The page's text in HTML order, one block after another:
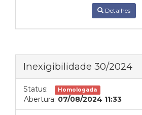
Detalhes
Inexigibilidade 30/2024
Status: Homologada
Abertura: 07/08/2024 11:33